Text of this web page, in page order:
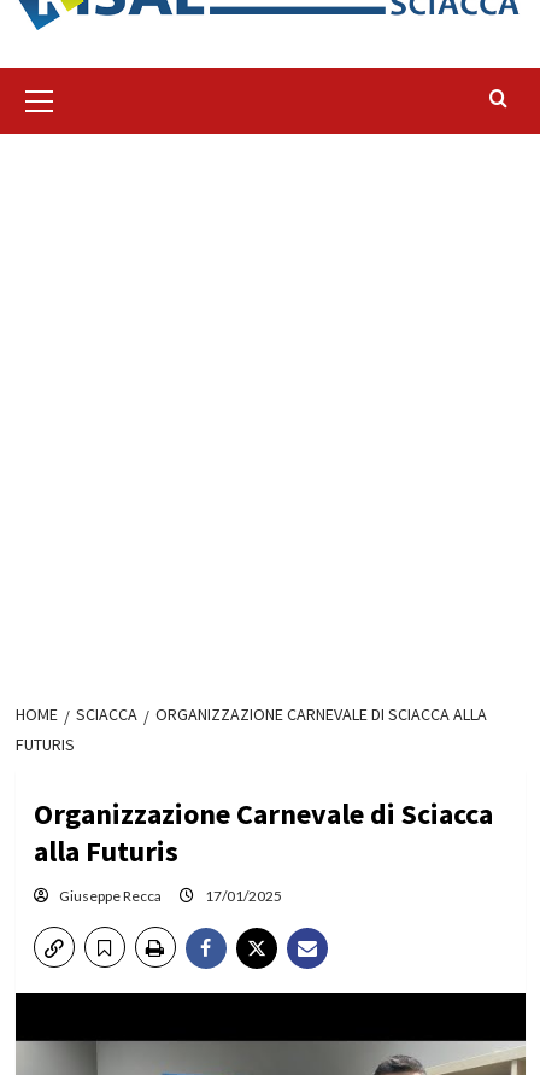
principale
HOME SCIACCA
ORGANIZZAZIONE CARNEVALE DI SCIACCA ALLA
FUTURIS
Organizzazione Carnevale di Sciacca
alla Futuris
Giuseppe Recca 17/01/2025